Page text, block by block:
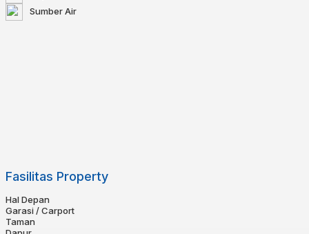
Sumber Air
Fasilitas Property
Hal Depan
Garasi / Carport
Taman